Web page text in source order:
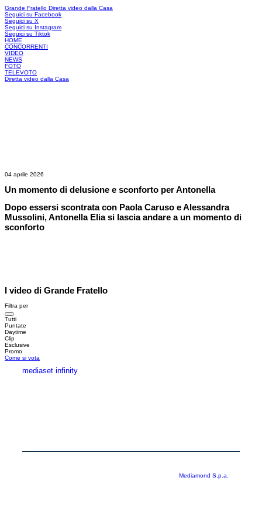
Grande Fratello Diretta video dalla Casa
Seguici su Facebook
Seguici su X
Seguici su Instagram
Seguici su Tiktok
HOME
CONCORRENTI
VIDEO
NEWS
FOTO
TELEVOTO
Diretta video dalla Casa
04 aprile 2026
Un momento di delusione e sconforto per Antonella
Dopo essersi scontrata con Paola Caruso e Alessandra
Mussolini, Antonella Elia si lascia andare a un momento di
sconforto
I video di Grande Fratello
Filtra per
Tutti
Puntate
Daytime
Clip
Esclusive
Promo
Come si vota
mediaset infinity
Mediamond S.p.a.